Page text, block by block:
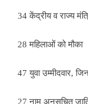
34 केंद्रीय व राज्य
28 महिलाओं को मौका
47 युवा उम्मीदवार,
27 नाम अनुसूचित